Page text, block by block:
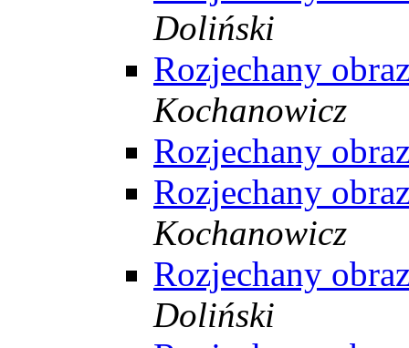
Doliński
Rozjechany
Kochanowicz
Rozjechany
Rozjechany
Kochanowicz
Rozjechany
Doliński